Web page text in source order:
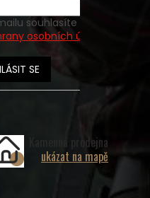
osobních údajů
SE
Kamenná prodejna
ukázat na mapě